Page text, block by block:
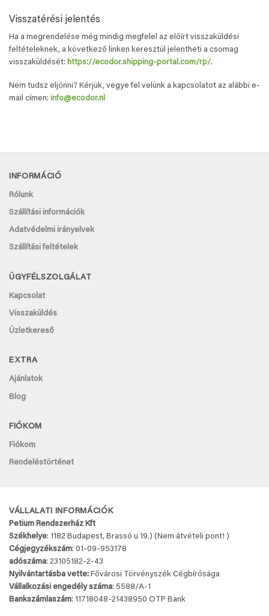
Visszatérési jelentés
Ha a megrendelése még mindig megfelel az előírt visszaküldési
feltételeknek, a következő linken keresztül jelentheti a csomag
visszaküldését: https://ecodor.shipping-portal.com/rp/.
Nem tudsz eljönni? Kérjük, vegye fel velünk a kapcsolatot az alábbi e-
mail címen: info@ecodor.nl
INFORMÁCIÓ
Rólunk
Szállítási információk
Adatvédelmi irányelvek
Szállítási feltételek
ÜGYFÉLSZOLGÁLAT
Kapcsolat
Visszaküldés
Üzletkereső
EXTRA
Ajánlatok
Blog
FIÓKOM
Fiókom
Rendeléstörténet
VÁLLALATI INFORMÁCIÓK
Petium Rendszerház Kft
Székhelye: 1182 Budapest, Brassó u 19.) (Nem átvételi pont! )
Cégjegyzékszám: 01-09-953178
adószáma: 23105182-2-43
Nyilvántartásba vette: Fővárosi Törvényszék Cégbírósága
Vállalkozási engedély száma: 5588/A-1
Bankszámlaszám: 11718048-21438950 OTP Bank